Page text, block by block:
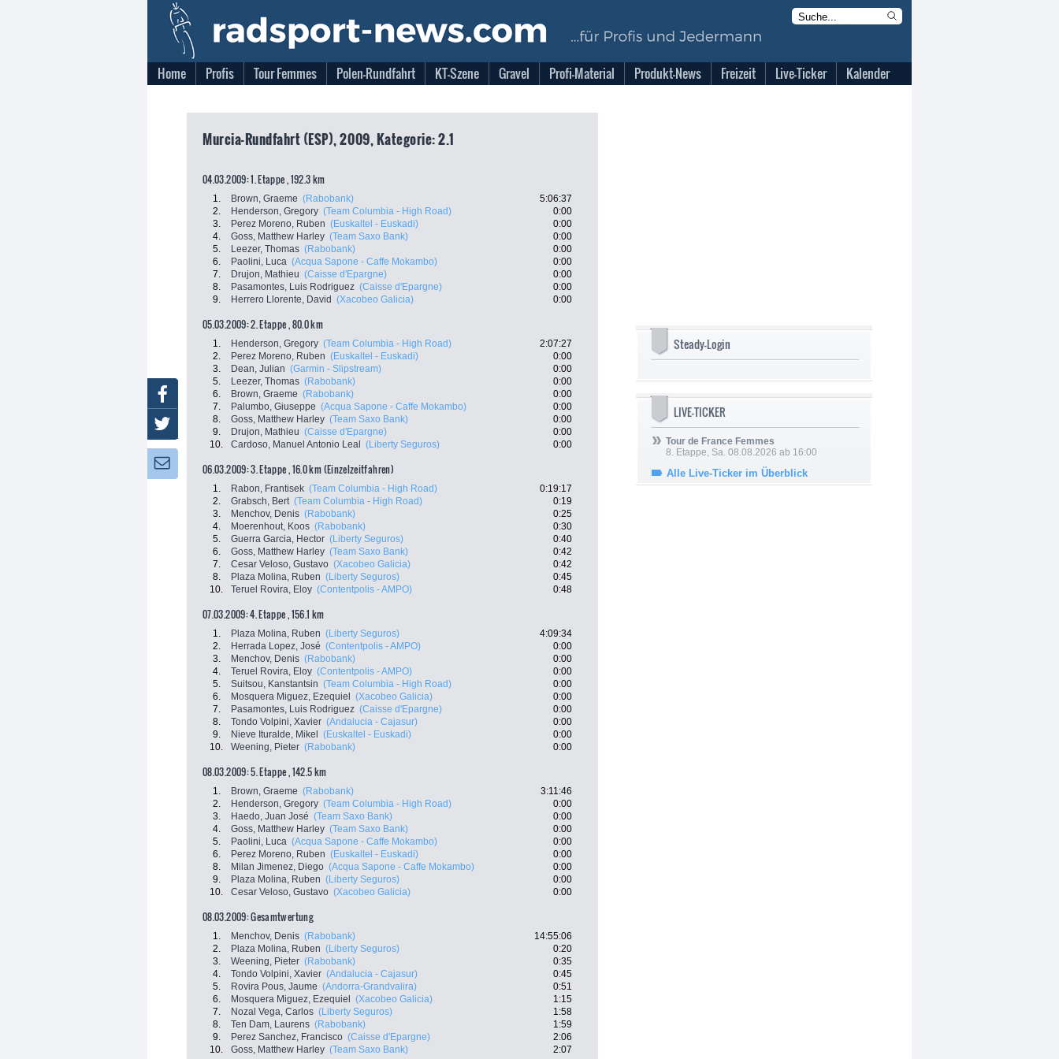
Home Profis Tour Femmes Polen-Rundfahrt KT-Szene Gravel Profi-Material Produkt-News Freizeit Live-Ticker Kalender
Murcia-Rundfahrt (ESP), 2009, Kategorie: 2.1
04.03.2009: 1. Etappe , 192.3 km
1. Brown, Graeme (Rabobank)
5:06:37
2.
Henderson, Gregory (Team Columbia - High Road)
0:00
3.
Perez Moreno, Ruben (Euskaltel - Euskadi)
0:00
4.
Goss, Matthew Harley (Team Saxo Bank)
0:00
5.
Leezer, Thomas (Rabobank)
0:00
6.
Paolini, Luca (Acqua Sapone - Caffe Mokambo)
0:00
7.
Drujon, Mathieu (Caisse d'Epargne)
0:00
8.
Pasamontes, Luis Rodriguez (Caisse d'Epargne)
0:00
9.
Herrero Llorente, David (Xacobeo Galicia) 0:00
05.03.2009: 2. Etappe , 80.0 km
1. Henderson, Gregory (Team Columbia - High Road)
2:07:27
2.
Perez Moreno, Ruben (Euskaltel - Euskadi)
0:00
3.
Dean, Julian (Garmin - Slipstream)
0:00
5.
Leezer, Thomas (Rabobank)
0:00
6.
Brown, Graeme (Rabobank)
0:00
7.
Palumbo, Giuseppe (Acqua Sapone - Caffe Mokambo)
0:00
8.
Goss, Matthew Harley (Team Saxo Bank)
0:00
9.
Drujon, Mathieu (Caisse d'Epargne)
0:00
10.
Cardoso, Manuel Antonio Leal (Liberty Seguros) 0:00
06.03.2009: 3. Etappe , 16.0 km (Einzelzeitfahren)
1. Rabon, Frantisek (Team Columbia - High Road)
0:19:17
2.
Grabsch, Bert (Team Columbia - High Road)
0:19
3.
Menchov, Denis (Rabobank)
0:25
4.
Moerenhout, Koos (Rabobank)
0:30
5.
Guerra Garcia, Hector (Liberty Seguros)
0:40
6.
Goss, Matthew Harley (Team Saxo Bank)
0:42
7.
Cesar Veloso, Gustavo (Xacobeo Galicia)
0:42
8.
Plaza Molina, Ruben (Liberty Seguros)
0:45
10.
Teruel Rovira, Eloy (Contentpolis - AMPO) 0:48
07.03.2009: 4. Etappe , 156.1 km
1. Plaza Molina, Ruben (Liberty Seguros)
4:09:34
2.
Herrada Lopez, José (Contentpolis - AMPO)
0:00
3.
Menchov, Denis (Rabobank)
0:00
4.
Teruel Rovira, Eloy (Contentpolis - AMPO)
0:00
5.
Suitsou, Kanstantsin (Team Columbia - High Road)
0:00
6.
Mosquera Miguez, Ezequiel (Xacobeo Galicia)
0:00
7.
Pasamontes, Luis Rodriguez (Caisse d'Epargne)
0:00
8.
Tondo Volpini, Xavier (Andalucia - Cajasur)
0:00
9.
Nieve Ituralde, Mikel (Euskaltel - Euskadi)
0:00
10.
Weening, Pieter (Rabobank) 0:00
08.03.2009: 5. Etappe , 142.5 km
1. Brown, Graeme (Rabobank)
3:11:46
2.
Henderson, Gregory (Team Columbia - High Road)
0:00
3.
Haedo, Juan José (Team Saxo Bank)
0:00
4.
Goss, Matthew Harley (Team Saxo Bank)
0:00
5.
Paolini, Luca (Acqua Sapone - Caffe Mokambo)
0:00
6.
Perez Moreno, Ruben (Euskaltel - Euskadi)
0:00
8.
Milan Jimenez, Diego (Acqua Sapone - Caffe Mokambo)
0:00
9.
Plaza Molina, Ruben (Liberty Seguros)
0:00
10.
Cesar Veloso, Gustavo (Xacobeo Galicia) 0:00
08.03.2009: Gesamtwertung
1. Menchov, Denis (Rabobank)
14:55:06
2.
Plaza Molina, Ruben (Liberty Seguros)
0:20
3.
Weening, Pieter (Rabobank)
0:35
4.
Tondo Volpini, Xavier (Andalucia - Cajasur)
0:45
5.
Rovira Pous, Jaume (Andorra-Grandvalira)
0:51
6.
Mosquera Miguez, Ezequiel (Xacobeo Galicia)
1:15
7.
Nozal Vega, Carlos (Liberty Seguros)
1:58
8.
Ten Dam, Laurens (Rabobank)
1:59
9.
Perez Sanchez, Francisco (Caisse d'Epargne)
2:06
10.
Goss, Matthew Harley (Team Saxo Bank) 2:07
Steady-Login
LIVE-TICKER
Tour de France Femmes
8. Etappe, Sa. 08.08.2026 ab 16:00
Alle Live-Ticker im Überblick
Facebook
Twitter
Newsletter: